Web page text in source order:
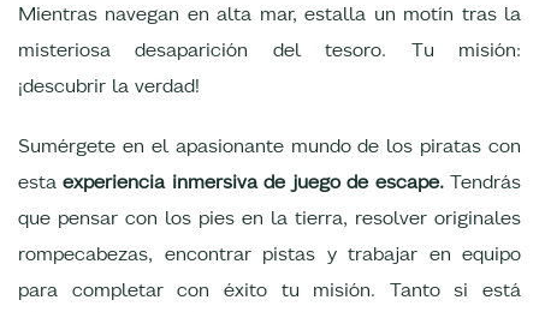
Mientras navegan en alta mar, estalla un motín tras la
misteriosa desaparición del tesoro. Tu misión:
¡descubrir la verdad!
Sumérgete en el apasionante mundo de los piratas con
estaexperiencia inmersiva de juego de escape.Tendrás
que pensar con los pies en la tierra, resolver originales
rompecabezas, encontrar pistas y trabajar en equipo
para completar con éxito tu misión. Tanto si está